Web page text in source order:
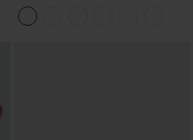
kurzen Puffärmeln